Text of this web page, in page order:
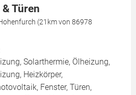
Türen
(21km von 86978
Solarthermie, Ölheizung,
Heizkörper,
Fenster, Türen,